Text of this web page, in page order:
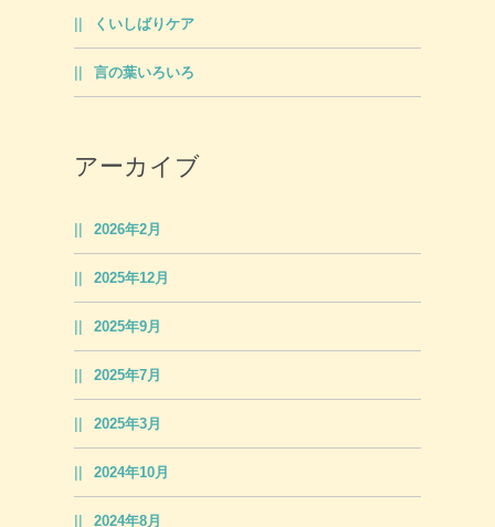
くいしばりケア
言の葉いろいろ
アーカイブ
2026年2月
2025年12月
2025年9月
2025年7月
2025年3月
2024年10月
2024年8月